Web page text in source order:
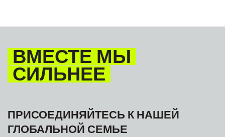
ВМЕСТЕ МЫ
СИЛЬНЕЕ
ПРИСОЕДИНЯЙТЕСЬ К НАШЕЙ
ГЛОБАЛЬНОЙ СЕМЬЕ